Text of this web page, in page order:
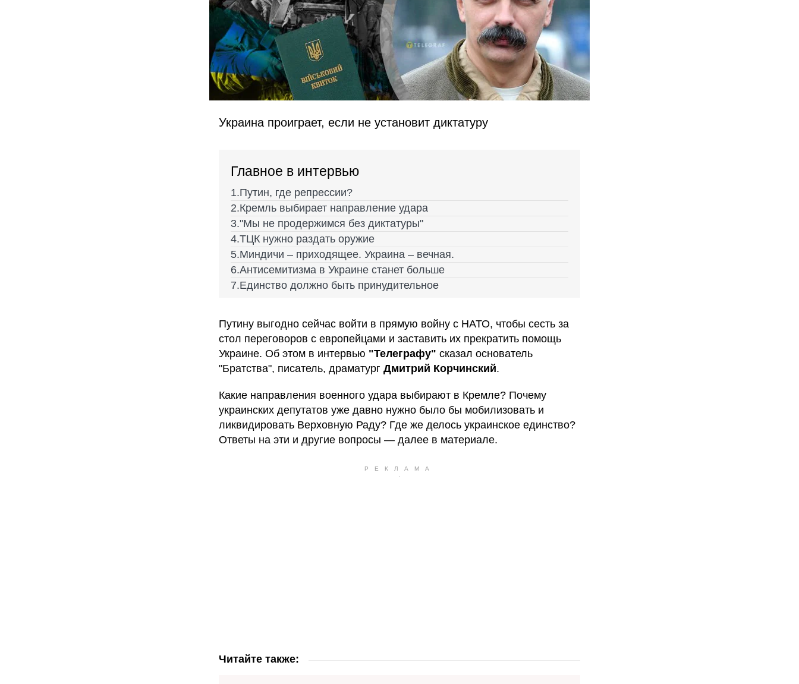
Украина проиграет, если не установит диктатуру
Главное в интервью
Путин, где репрессии?
Кремль выбирает направление удара
"Мы не продержимся без диктатуры"
ТЦК нужно раздать оружие
Миндичи – приходящее. Украина – вечная.
Антисемитизма в Украине станет больше
Единство должно быть принудительное
Путину выгодно сейчас войти в прямую войну с НАТО, чтобы сесть за
стол переговоров с европейцами и заставить их прекратить помощь
Украине. Об этом в интервью "Телеграфу" сказал основатель
"Братства", писатель, драматург Дмитрий Корчинский.
Какие направления военного удара выбирают в Кремле? Почему
украинских депутатов уже давно нужно было бы мобилизовать и
ликвидировать Верховную Раду? Где же делось украинское единство?
Ответы на эти и другие вопросы — далее в материале.
Читайте также: